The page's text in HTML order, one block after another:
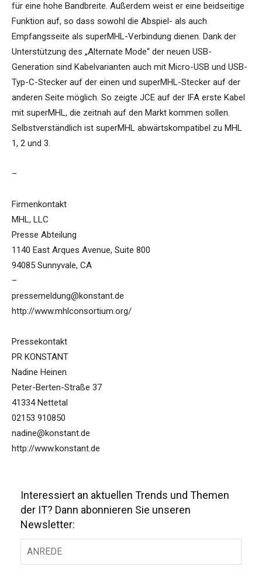
für eine hohe Bandbreite. Außerdem weist er eine beidseitige
Funktion auf, so dass sowohl die Abspiel- als auch
Empfangsseite als superMHL-Verbindung dienen. Dank der
Unterstützung des „Alternate Mode“ der neuen USB-
Generation sind Kabelvarianten auch mit Micro-USB und USB-
Typ-C-Stecker auf der einen und superMHL-Stecker auf der
anderen Seite möglich. So zeigte JCE auf der IFA erste Kabel
mit superMHL, die zeitnah auf den Markt kommen sollen.
Selbstverständlich ist superMHL abwärtskompatibel zu MHL
1, 2 und 3.
–
Firmenkontakt
MHL, LLC
Presse Abteilung
1140 East Arques Avenue, Suite 800
94085 Sunnyvale, CA
–
pressemeldung@konstant.de
http://www.mhlconsortium.org/
Pressekontakt
PR KONSTANT
Nadine Heinen
Peter-Berten-Straße 37
41334 Nettetal
02153 910850
nadine@konstant.de
http://www.konstant.de
Interessiert an aktuellen Trends und Themen
der IT? Dann abonnieren Sie unseren
Newsletter: